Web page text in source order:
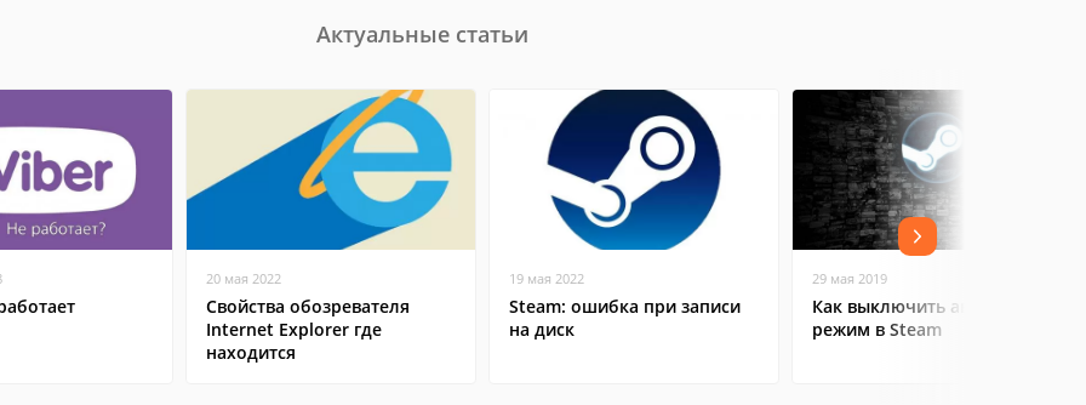
Актуальные статьи
20 мая 2022
Свойства обозревателя
Internet Explorer где
находится
19 мая 2022
Steam: ошибка при записи
на диск
29 мая 2019
Как выключить автономный
режим в Steam